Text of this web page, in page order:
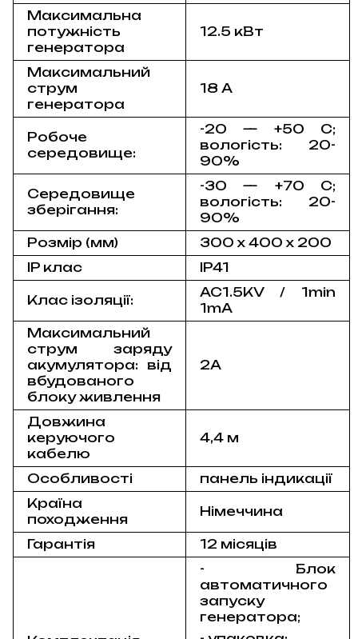
Максимальна
потужність
генератора
12.5 кВт
Максимальний
струм
генератора
18 А
Робоче
середовище:
-20 — +50 С;
вологість: 20-
90%
Середовище
зберігання:
-30 — +70 С;
вологість: 20-
90%
Розмір (мм)
300 х 400 х 200
IP клас
IP41
Клас ізоляції:
AC1.5KV / 1min
1mA
Максимальний
струм заряду
акумулятора: від
вбудованого
блоку живлення
2А
Довжина
керуючого
кабелю
4,4 м
Особливості
панель індикації
Країна
походження
Німеччина
Гарантія 12 місяців
- Блок
автоматичного
запуску
генератора;